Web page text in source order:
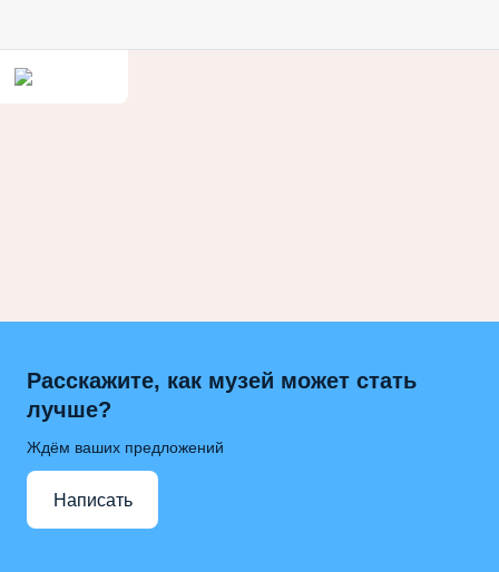
Расскажите, как музей может стать
лучше?
Ждём ваших предложений
Написать